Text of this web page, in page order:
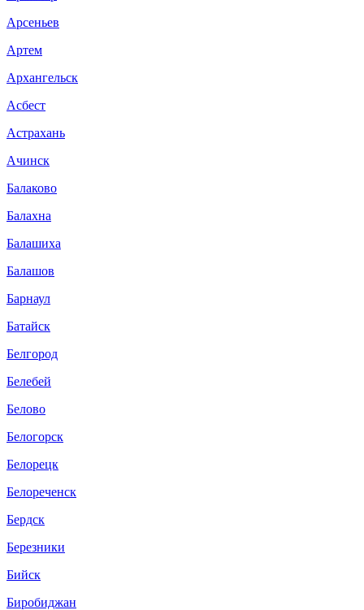
Арсеньев
Артем
Архангельск
Асбест
Астрахань
Ачинск
Балаково
Балахна
Балашиха
Балашов
Барнаул
Батайск
Белгород
Белебей
Белово
Белогорск
Белорецк
Белореченск
Бердск
Березники
Бийск
Биробиджан